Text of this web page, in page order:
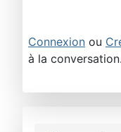
Connexion ou
à la conversation.